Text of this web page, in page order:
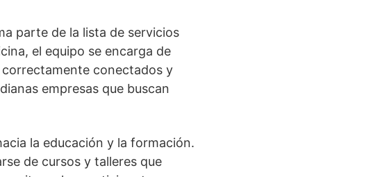
parte de la lista de servicios
el equipo se encarga de
conectados y
empresas que buscan
la educación y la formación.
de cursos y talleres que